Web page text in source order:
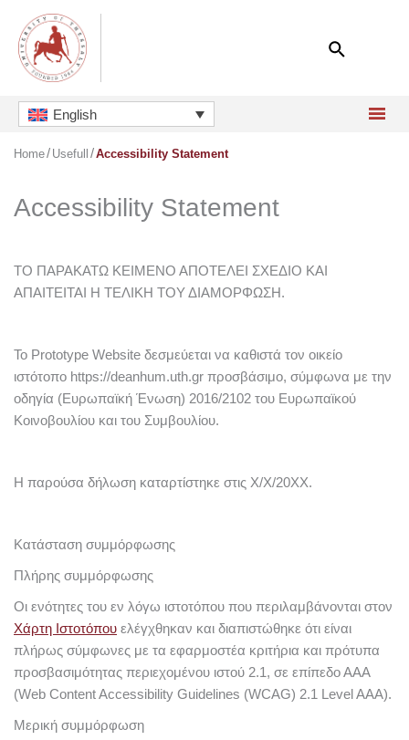
content
English
Home Usefull Accessibility Statement
Accessibility Statement
ΤΟ ΠΑΡΑΚΑΤΩ ΚΕΙΜΕΝΟ ΑΠΟΤΕΛΕΙ ΣΧΕΔΙΟ ΚΑΙ
ΑΠΑΙΤΕΙΤΑΙ Η ΤΕΛΙΚΗ ΤΟΥ ΔΙΑΜΟΡΦΩΣΗ.
Το Prototype Website δεσμεύεται να καθιστά τον οικείο
ιστότοπο https://deanhum.uth.gr προσβάσιμο, σύμφωνα με την
οδηγία (Ευρωπαϊκή Ένωση) 2016/2102 του Ευρωπαϊκού
Κοινοβουλίου και του Συμβουλίου.
Η παρούσα δήλωση καταρτίστηκε στις X/X/20XX.
Κατάσταση συμμόρφωσης
Πλήρης συμμόρφωσης
Οι ενότητες του εν λόγω ιστοτόπου που περιλαμβάνονται στον
Χάρτη Ιστοτόπου ελέγχθηκαν και διαπιστώθηκε ότι είναι
πλήρως σύμφωνες με τα εφαρμοστέα κριτήρια και πρότυπα
προσβασιμότητας περιεχομένου ιστού 2.1, σε επίπεδο ΑΑΑ
(Web Content Accessibility Guidelines (WCAG) 2.1 Level AΑΑ).
Μερική συμμόρφωση